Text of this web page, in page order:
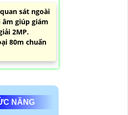
sát ngoài
giúp giám
2MP.
80m chuẩn
NĂNG